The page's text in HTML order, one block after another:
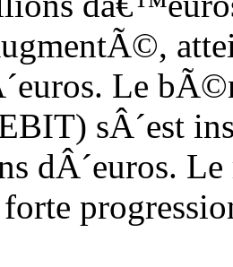
Le
sÂ´est
dÂ´euros.